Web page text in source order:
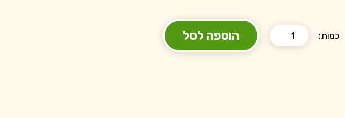
כמות: הוספה לסל